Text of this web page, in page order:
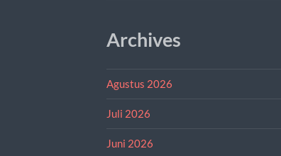
Archives
Agustus 2026
Juli 2026
Juni 2026